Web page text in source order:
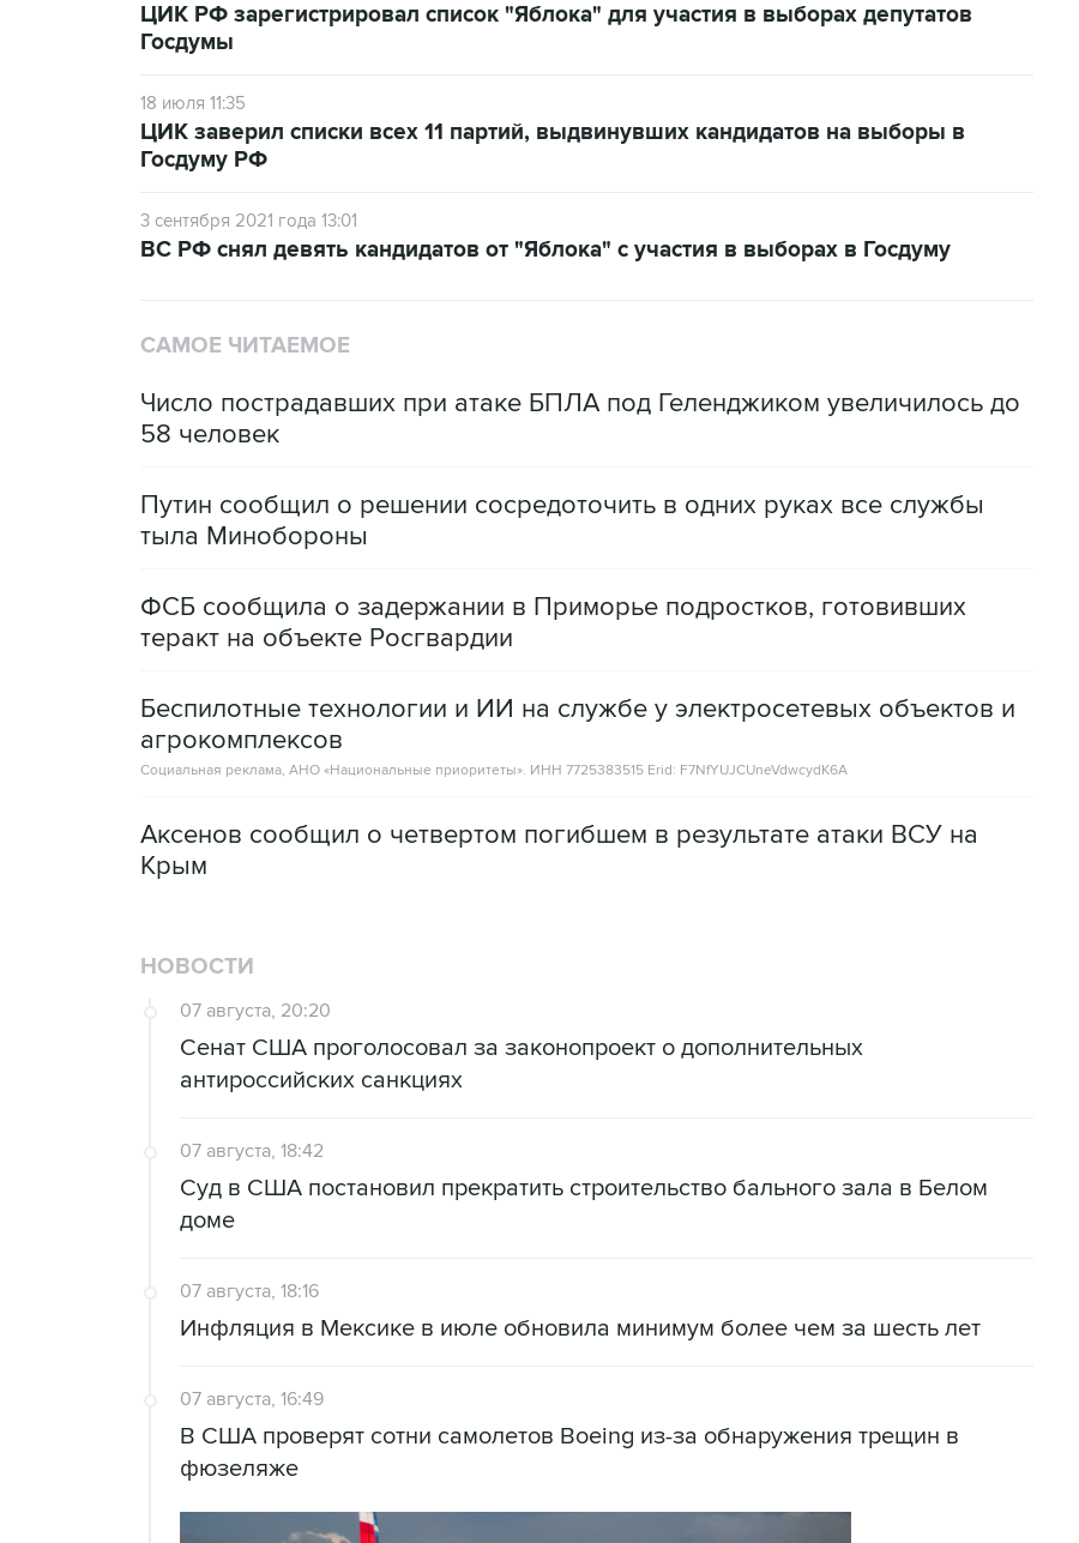
ЦИК РФ зарегистрировал список "Яблока" для участия в выборах депутатов
Госдумы
18 июля 11:35
ЦИК заверил списки всех 11 партий, выдвинувших кандидатов на выборы в
Госдуму РФ
3 сентября 2021 года 13:01
ВС РФ снял девять кандидатов от "Яблока" с участия в выборах в Госдуму
САМОЕ ЧИТАЕМОЕ
Число пострадавших при атаке БПЛА под Геленджиком увеличилось до
58 человек
Путин сообщил о решении сосредоточить в одних руках все службы
тыла Минобороны
ФСБ сообщила о задержании в Приморье подростков, готовивших
теракт на объекте Росгвардии
Беспилотные технологии и ИИ на службе у электросетевых объектов и
агрокомплексов
Социальная реклама, АНО «Национальные приоритеты». ИНН 7725383515 Erid: F7NfYUJCUneVdwcydK6A
Аксенов сообщил о четвертом погибшем в результате атаки ВСУ на
Крым
НОВОСТИ
07 августа, 20:20
Сенат США проголосовал за законопроект о дополнительных
антироссийских санкциях
07 августа, 18:42
Суд в США постановил прекратить строительство бального зала в Белом
доме
07 августа, 18:16
Инфляция в Мексике в июле обновила минимум более чем за шесть лет
07 августа, 16:49
В США проверят сотни самолетов Boeing из-за обнаружения трещин в
фюзеляже